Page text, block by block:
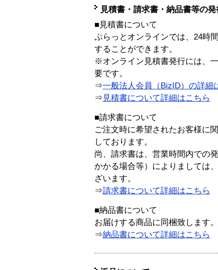
見積書・請求書・納品書等の
■見積書について
ぷらっとオンラインでは、24時
することができます。
※オンライン見積書発行には、
要です。
⇒一般法人会員（BizID）の詳細
⇒ 見積書について詳細はこちら
■請求書について
ご注文時に希望されたお客様に
しております。
尚、請求書は、営業時間内での
かかる場合等）によりましては
ざいます。
⇒請求書について詳細はこちら
■納品書について
お届けする商品に同梱致します。
⇒納品書について詳細はこちら